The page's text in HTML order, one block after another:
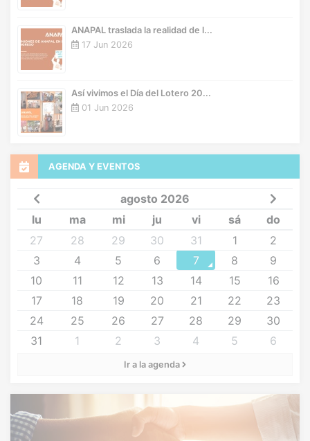
ANAPAL traslada la realidad de l...
17 Jun 2026
Así vivimos el Día del Lotero 20...
01 Jun 2026
AGENDA Y EVENTOS
agosto 2026
lu
ma mi ju vi sá
do
27
28 29 30 31 1
2
3
4 5 6 7 8
9
10
11 12 13 14 15
16
17
18 19 20 21 22
23
24
25 26 27 28 29
30
31
1 2 3 4 5 6
Ir a la agenda